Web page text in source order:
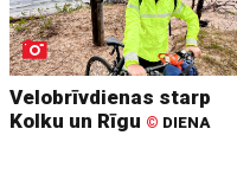
Velobrīvdienas starp
Kolku un Rīgu © DIENA